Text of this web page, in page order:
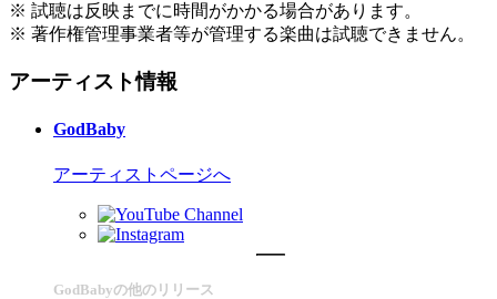
※ 試聴は反映までに時間がかかる場合があります。
※ 著作権管理事業者等が管理する楽曲は試聴できません。
アーティスト情報
GodBaby
アーティストページへ
GodBabyの他のリリース